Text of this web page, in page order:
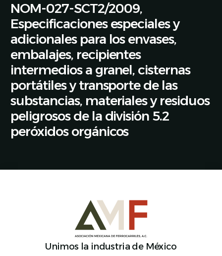
NOM-027-SCT2/2009,
Especificaciones especiales y
adicionales para los envases,
embalajes, recipientes
intermedios a granel, cisternas
portátiles y transporte de las
substancias, materiales y residuos
peligrosos de la división 5.2
peróxidos orgánicos
Unimos la industria de México